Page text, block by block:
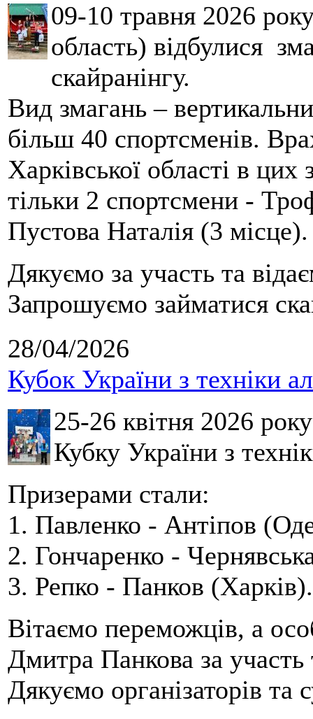
09-10 травня 2026
область) відбулися
скайранінгу.
Вид змагань –
більш 40 спортсменів.
Харківської області в
тільки 2 спортсмени -
Пустова Наталія (3 місце).
Дякуємо за участь та
Запрошуємо займатися
28/04/2026
Кубок України з техніки
25-26 квітня 2026
Кубку України з
Призерами стали:
1. Павленко - Антіпов
2. Гончаренко -
3. Репко - Панков (Харків).
Вітаємо переможців, а
Дмитра Панкова за
Дякуємо організаторів та